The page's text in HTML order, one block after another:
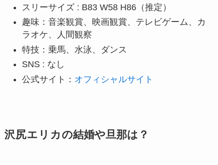
スリーサイズ : B83 W58 H86（推定）
趣味：音楽観賞、映画観賞、テレビゲーム、カ
ラオケ、人間観察
特技：乗馬、水泳、ダンス
SNS : なし
公式サイト： オフィシャルサイト
沢尻エリカ の結婚や旦那は？